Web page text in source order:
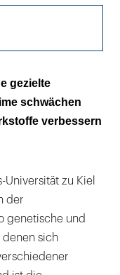
angreifbarer
gezielte
schwächen
verbessern
zu Kiel
der
genetische und
sich